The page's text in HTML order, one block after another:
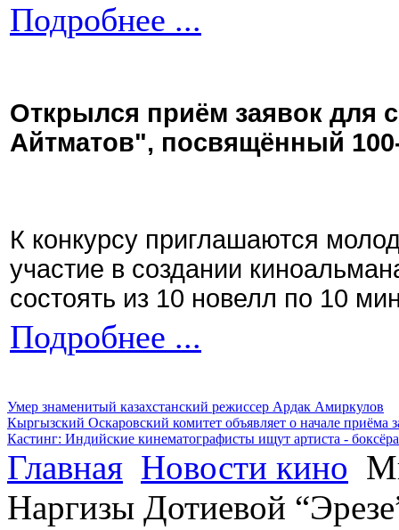
Подробнее ...
Открылся приём заявок для
Айтматов", посвящённый
К конкурсу приглашаются
участие в создании
состоять из 10 новелл по 10
Подробнее ...
Умер знаменитый казахстанский режиссер Ардак Амиркулов
Кыргызский Оскаровский комитет объявляет о начале приёма
Кастинг: Индийские кинематографисты ищут артиста -
Главная Новости кино
Наргизы Дотиевой